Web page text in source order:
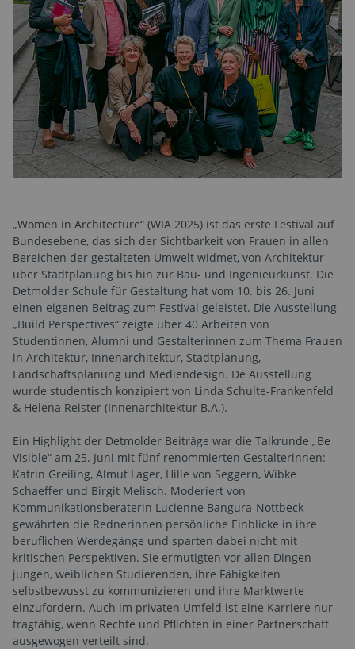
„Women in Architecture“ (WIA 2025) ist das erste Festival auf
Bundesebene, das sich der Sichtbarkeit von Frauen in allen
Bereichen der gestalteten Umwelt widmet, von Architektur
über Stadtplanung bis hin zur Bau- und Ingenieurkunst. Die
Detmolder Schule für Gestaltung hat vom 10. bis 26. Juni
einen eigenen Beitrag zum Festival geleistet. Die Ausstellung
„Build Perspectives“ zeigte über 40 Arbeiten von
Studentinnen, Alumni und Gestalterinnen zum Thema Frauen
in Architektur, Innenarchitektur, Stadtplanung,
Landschaftsplanung und Mediendesign. De Ausstellung
wurde studentisch konzipiert von Linda Schulte-Frankenfeld
& Helena Reister (Innenarchitektur B.A.).
Ein Highlight der Detmolder Beiträge war die Talkrunde „Be
Visible“ am 25. Juni mit fünf renommierten Gestalterinnen:
Katrin Greiling, Almut Lager, Hille von Seggern, Wibke
Schaeffer und Birgit Melisch. Moderiert von
Kommunikationsberaterin Lucienne Bangura-Nottbeck
gewährten die Rednerinnen persönliche Einblicke in ihre
beruflichen Werdegänge und sparten dabei nicht mit
kritischen Perspektiven. Sie ermutigten vor allen Dingen
jungen, weiblichen Studierenden, ihre Fähigkeiten
selbstbewusst zu kommunizieren und ihre Marktwerte
einzufordern. Auch im privaten Umfeld ist eine Karriere nur
tragfähig, wenn Rechte und Pflichten in einer Partnerschaft
ausgewogen verteilt sind.